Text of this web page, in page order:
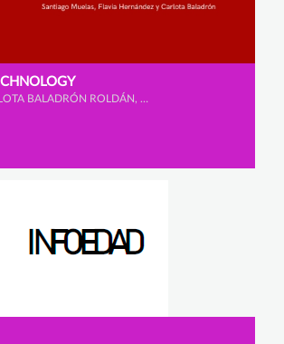
Secundaria, CARLOTA BALADRÓN ROLDÁN, FLAVIA HERNÁNDEZ ZAMORA y SANTIAGO MUELAS SOMOHANO